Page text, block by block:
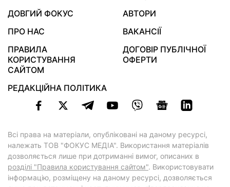
ДОВГИЙ ФОКУС
АВТОРИ
ПРО НАС
ВАКАНСІЇ
ПРАВИЛА
КОРИСТУВАННЯ
САЙТОМ
ДОГОВІР ПУБЛІЧНОЇ
ОФЕРТИ
РЕДАКЦІЙНА ПОЛІТИКА
Всі права на матеріали, опубліковані на даному ресурсі,
належать ТОВ "ФОКУС МЕДІА". Використання матеріалів
дозволяється лише при дотриманні вимог, описаних в
розділі "Правила користування сайтом". Використовувати
інформацію, розміщену на даному ресурсі, дозволяється